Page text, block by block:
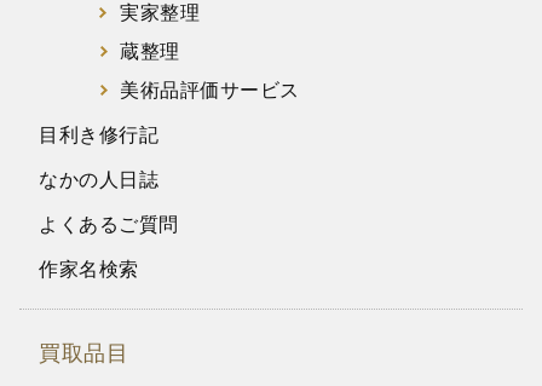
実家整理
蔵整理
美術品評価サービス
目利き修行記
なかの人日誌
よくあるご質問
作家名検索
買取品目